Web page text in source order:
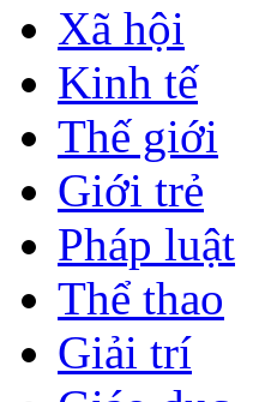
Xã hội
Kinh tế
Thế giới
Giới trẻ
Pháp luật
Thể thao
Giải trí